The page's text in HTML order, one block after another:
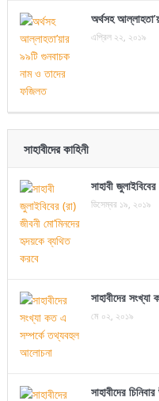
অর্থসহ
এপ্রিল ২২, ২০১৯
সাহাবীদের কাহিনী
সাহাবী
ডিসেম্বর ১৯, ২০১৯
সাহাবীদের
মে ০২, ২০১৯
সাহাবীদের